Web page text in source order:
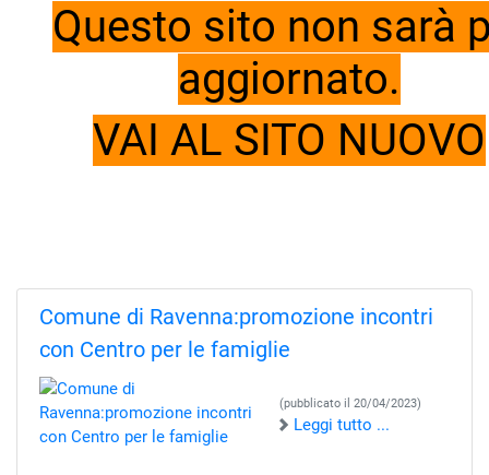
Questo sito non sarà
aggiornato.
VAI AL SITO NUOVO
Comune di Ravenna:promozione incontri
con Centro per le famiglie
(pubblicato il 20/04/2023)
Leggi tutto ...